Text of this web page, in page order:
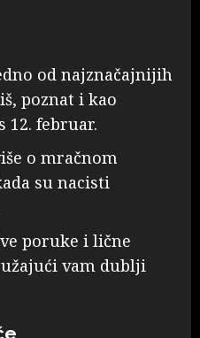
od najznačajnijih
poznat i kao
februar.
o mračnom
su nacisti
poruke i lične
vam dublji